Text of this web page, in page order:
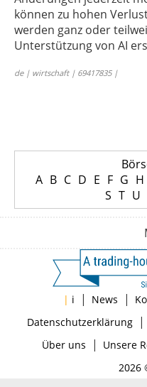
können zu hohen
werden ganz oder
Unterstützung von AI
de | wirtschaft | 69417835 |
A B C D E F G H
S T U
| i | News |
Datenschutzerklärung|
Über uns | Unsere
2026